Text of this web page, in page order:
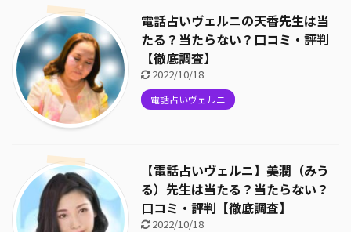
電話占いヴェルニの天香先生は当
たる？当たらない？口コミ・評判
【徹底調査】
2022/10/18
電話占いヴェルニ
【電話占いヴェルニ】美潤（みう
る）先生は当たる？当たらない？
口コミ・評判【徹底調査】
2022/10/18